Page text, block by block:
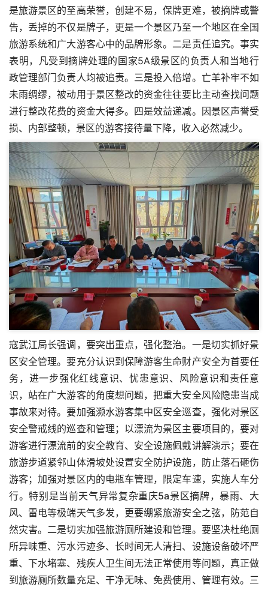
是旅游景区的至高荣誉，创建不易，保牌更难，被摘牌或警
告，丢掉的不仅是牌子，更是一个景区乃至一个地区在全国
旅游系统和广大游客心中的品牌形象。二是责任追究。事实
表明，凡受到摘牌处理的国家5A级景区的负责人和当地行
政管理部门负责人均被追责。三是投入倍增。亡羊补牢不如
未雨绸缪，被动用于景区整改的资金往往要比主动查找问题
进行整改花费的资金大得多。四是效益递减。因景区声誉受
损、内部整顿，景区的游客接待量下降，收入必然减少。
寇武江局长强调，要突出重点，强化整治。一是切实抓好景
区安全管理。要充分认识到保障游客生命财产安全为首要任
务，进一步强化红线意识、忧患意识、风险意识和责任意
识，站在广大游客的角度想问题，把重大安全风险隐患当成
事故来对待。要加强濒水游客集中区安全巡查，强化对景区
安全警戒线的巡查和管理；以漂流为景区主要项目的，要对
游客进行漂流前的安全教育、安全设施佩戴讲解演示；要在
旅游步道紧邻山体滑坡处设置安全防护设施，防止落石砸伤
游客；加强对景区内的电瓶车管理，限定车速，实施人车分
行。特别是当前天气异常复杂重庆5a景区摘牌，暴雨、大
风、雷电等极端天气多发，更要绷紧旅游安全之弦，防范自
然灾害。二是切实加强旅游厕所建设和管理。要坚决杜绝厕
所异味重、污水污迹多、长时间无人清扫、设施设备破坏严
重、下水堵塞、残疾人卫生间无法正常使用等问题，真正做
到旅游厕所数量充足、干净无味、免费使用、管理有效。三